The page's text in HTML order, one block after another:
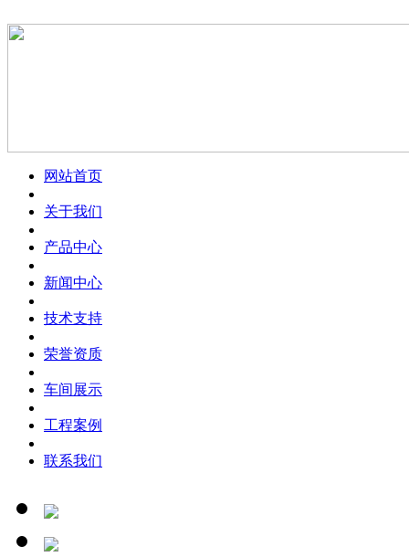
网站首页
关于我们
产品中心
新闻中心
技术支持
荣誉资质
车间展示
工程案例
联系我们